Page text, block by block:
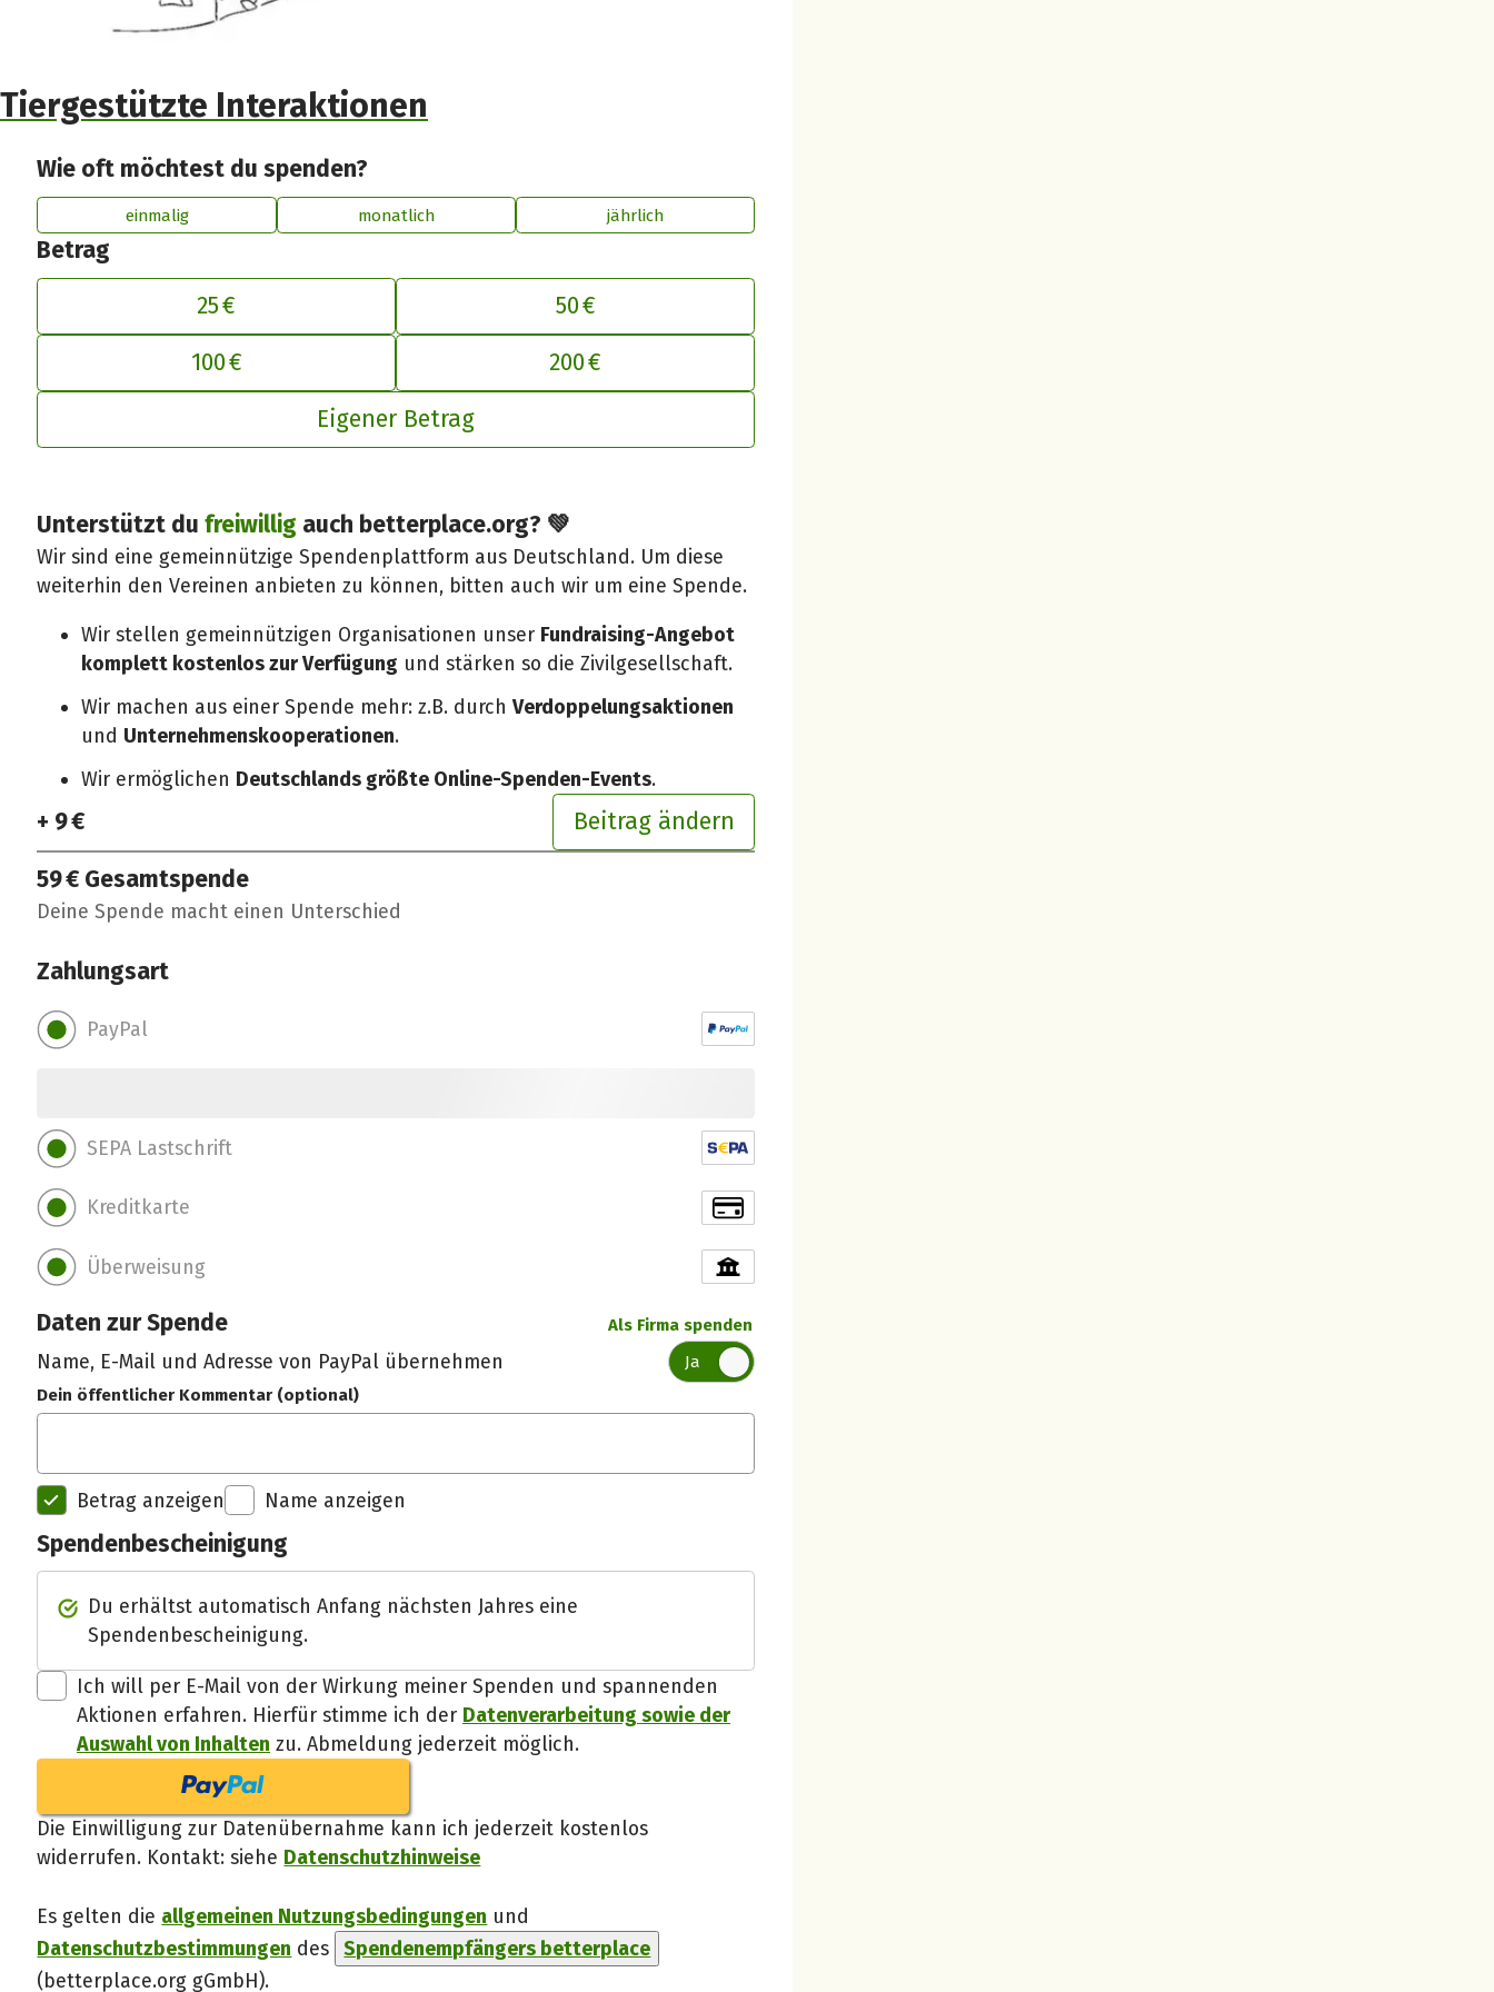
Tiergestützte Interaktionen
Wie oft möchtest du spenden?
einmalig monatlich jährlich
Betrag
25 €
50 €
100 €
200 €
Eigener Betrag
Unterstützt dufreiwillig auch betterplace.org? 💚
Wir sind eine gemeinnützige Spendenplattform aus Deutschland. Um diese
weiterhin den Vereinen anbieten zu können, bitten auch wir um eine Spende.
Wir stellen gemeinnützigen Organisationen unser Fundraising-Angebot
komplett kostenlos zur Verfügung und stärken so die Zivilgesellschaft.
Wir machen aus einer Spende mehr: z.B. durchVerdoppelungsaktionen
und Unternehmenskooperationen.
Wir ermöglichen Deutschlands größte Online-Spenden-Events.
+ 9 € Beitrag ändern
Deinen Beitrag an betterplace anpassen
59 € Gesamtspende
Deine Spende macht einen Unterschied
Zahlungsart
PayPal
SEPA Lastschrift
Kreditkarte
Überweisung
Daten zur Spende Als Firma spenden
Name, E-Mail und Adresse von PayPal übernehmen
Ja
Dein öffentlicher Kommentar (optional)
Betrag anzeigen Name anzeigen
Spendenbescheinigung
Du erhältst automatisch Anfang nächsten Jahres eine
Spendenbescheinigung.
Ich will per E-Mail von der Wirkung meiner Spenden und spannenden
Aktionen erfahren. Hierfür stimme ich der Datenverarbeitung sowie der
Auswahl von Inhalten zu. Abmeldung jederzeit möglich.
Die Einwilligung zur Datenübernahme kann ich jederzeit kostenlos
widerrufen. Kontakt: siehe Datenschutzhinweise
Es gelten die allgemeinen Nutzungsbedingungen und
Datenschutzbestimmungen des
Spendenempfängers betterplace
(betterplace.org gGmbH).